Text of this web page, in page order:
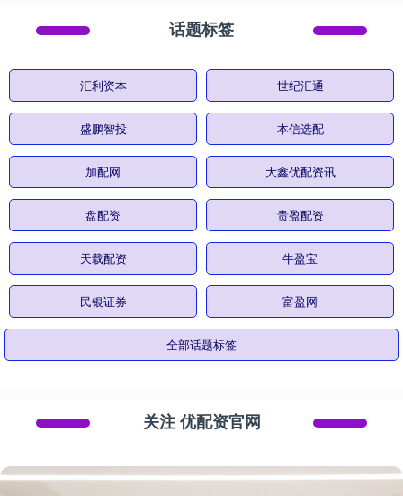
话题标签
汇利资本 世纪汇通
盛鹏智投 本信选配
加配网 大鑫优配资讯
盘配资 贵盈配资
天载配资 牛盈宝
民银证券 富盈网
全部话题标签
关注 优配资官网